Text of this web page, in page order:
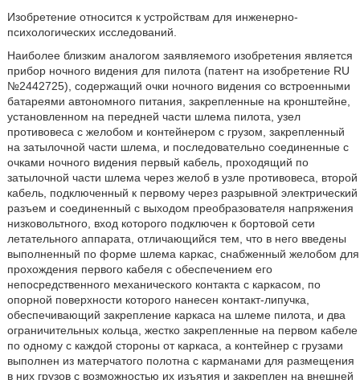
Изобретение относится к устройствам для инженерно-
психологических исследований.
Наиболее близким аналогом заявляемого изобретения является
прибор ночного видения для пилота (патент на изобретение RU
№2442725), содержащий очки ночного видения со встроенными
батареями автономного питания, закрепленные на кронштейне,
установленном на передней части шлема пилота, узел
противовеса с желобом и контейнером с грузом, закрепленный
на затылочной части шлема, и последовательно соединенные с
очками ночного видения первый кабель, проходящий по
затылочной части шлема через желоб в узле противовеса, второй
кабель, подключенный к первому через разрывной электрический
разъем и соединенный с выходом преобразователя напряжения
низковольтного, вход которого подключен к бортовой сети
летательного аппарата, отличающийся тем, что в него введены
выполненный по форме шлема каркас, снабженный желобом для
прохождения первого кабеля с обеспечением его
непосредственного механического контакта с каркасом, по
опорной поверхности которого нанесен контакт-липучка,
обеспечивающий закрепление каркаса на шлеме пилота, и два
ограничительных кольца, жестко закрепленные на первом кабеле
по одному с каждой стороны от каркаса, а контейнер с грузами
выполнен из матерчатого полотна с карманами для размещения
в них грузов с возможностью их изъятия и закреплен на внешней